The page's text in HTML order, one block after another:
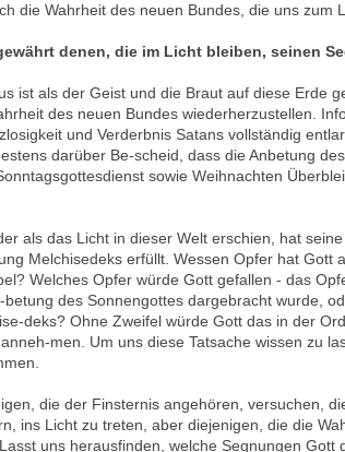
die Wahrheit des neuen Bundes, die uns zum
denen, die im Licht bleiben, seinen
ist als der Geist und die Braut auf diese Erde
des neuen Bundes wiederherzustellen.
und Verderbnis Satans vollständig
darüber Be-scheid, dass die Anbetung
sowie Weihnachten
als das Licht in dieser Welt erschien, hat
Melchisedeks erfüllt. Wessen Opfer hat Gott
Welches Opfer würde Gott gefallen - das
betung des Sonnengottes dargebracht wurde,
deks? Ohne Zweifel würde Gott das in der
men. Um uns diese Tatsache wissen zu
die der Finsternis angehören, versuchen,
ins Licht zu treten, aber diejenigen, die die
uns herausfinden, welche Segnungen Gott